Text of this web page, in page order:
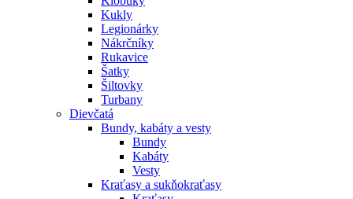
Kukly
Legionárky
Nákrčníky
Rukavice
Šatky
Šiltovky
Turbany
Dievčatá
Bundy, kabáty a vesty
Bundy
Kabáty
Vesty
Kraťasy a sukňokraťasy